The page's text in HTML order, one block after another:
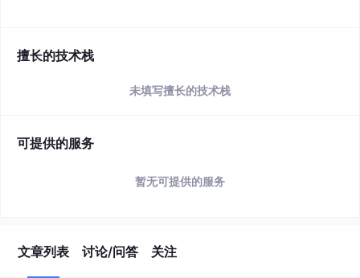
擅长的技术栈
未填写擅长的技术栈
可提供的服务
暂无可提供的服务
文章列表 讨论/问答 关注